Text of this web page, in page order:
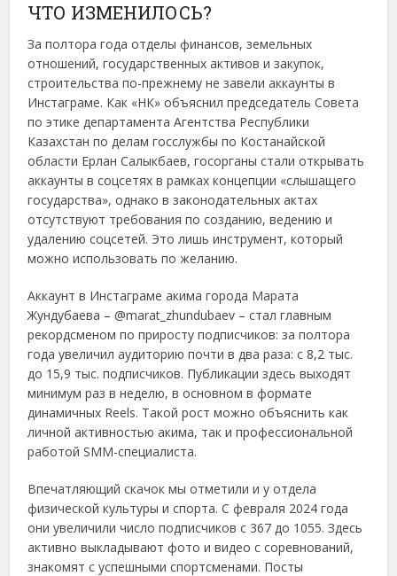
ЧТО ИЗМЕНИЛОСЬ?
За полтора года отделы финансов, земельных
отношений, государственных активов и закупок,
строительства по-прежнему не завели аккаунты в
Инстаграме. Как «НК» объяснил председатель Совета
по этике департамента Агентства Республики
Казахстан по делам госслужбы по Костанайской
области Ерлан Салыкбаев, госорганы стали открывать
аккаунты в соцсетях в рамках концепции «слышащего
государства», однако в законодательных актах
отсутствуют требования по созданию, ведению и
удалению соцсетей. Это лишь инструмент, который
можно использовать по желанию.
Аккаунт в Инстаграме акима города Марата
Жундубаева – @marat_zhundubaev – стал главным
рекордсменом по приросту подписчиков: за полтора
года увеличил аудиторию почти в два раза: с 8,2 тыс.
до 15,9 тыс. подписчиков. Публикации здесь выходят
минимум раз в неделю, в основном в формате
динамичных Reels. Такой рост можно объяснить как
личной активностью акима, так и профессиональной
работой SMM-специалиста.
Впечатляющий скачок мы отметили и у отдела
физической культуры и спорта. С февраля 2024 года
они увеличили число подписчиков с 367 до 1055. Здесь
активно выкладывают фото и видео с соревнований,
знакомят с успешными спортсменами. Посты